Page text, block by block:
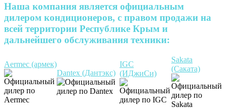
Наша компания является официальным
дилером кондиционеров, с правом продажи на
всей территории Республике Крым и
дальнейшего обслуживания техники:
Aermec (армек)
Dantex (Дантэкс)
IGC
(ИДжиСи)
Sakata
(Саката)